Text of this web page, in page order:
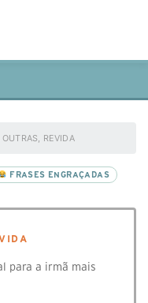
REVIDA
FRASES ENGRAÇADAS
para a irmã mais